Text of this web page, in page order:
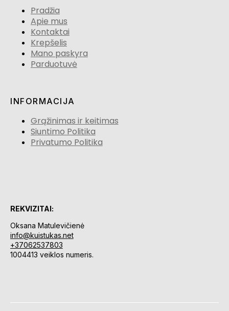
Pradžia
Apie mus
Kontaktai
Krepšelis
Mano paskyra
Parduotuvė
INFORMACIJA
Grąžinimas ir keitimas
Siuntimo Politika
Privatumo Politika
REKVIZITAI:
Oksana Matulevičienė
info@kuistukas.net
+37062537803
1004413 veiklos numeris.